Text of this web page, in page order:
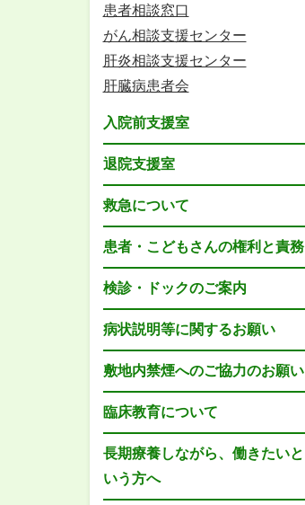
患者相談窓口
がん相談支援センター
肝炎相談支援センター
肝臓病患者会
入院前支援室
退院支援室
救急について
患者・こどもさんの権利と責務
検診・ドックのご案内
病状説明等に関するお願い
敷地内禁煙へのご協力のお願い
臨床教育について
長期療養しながら、働きたいと
いう方へ